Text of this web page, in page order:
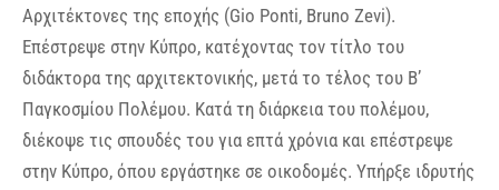
Αρχιτέκτονες της εποχής (Gio Ponti, Bruno Zevi).
Επέστρεψε στην Κύπρο, κατέχοντας τον τίτλο του
διδάκτορα της αρχιτεκτονικής, μετά το τέλος του Β’
Παγκοσμίου Πολέμου. Κατά τη διάρκεια του πολέμου,
διέκοψε τις σπουδές του για επτά χρόνια και επέστρεψε
στην Κύπρο, όπου εργάστηκε σε οικοδομές. Υπήρξε ιδρυτής